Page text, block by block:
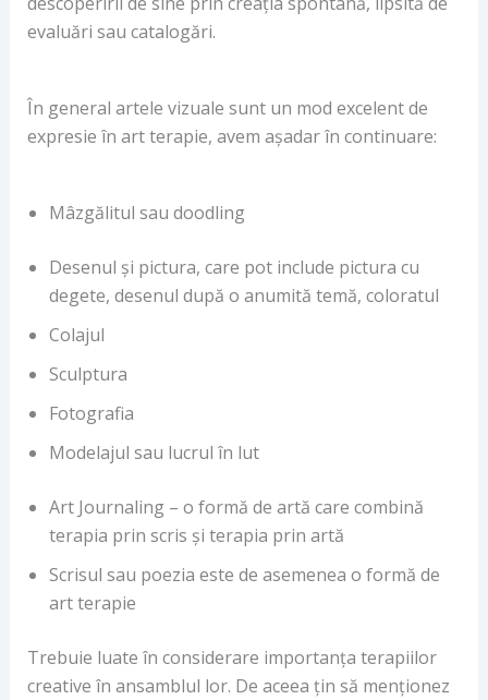
evaluări sau catalogări.
În general artele vizuale sunt un mod excelent de
expresie în art terapie, avem așadar în continuare:
Mâzgălitul sau doodling
Desenul și pictura, care pot include pictura cu
degete, desenul după o anumită temă, coloratul
Colajul
Sculptura
Fotografia
Modelajul sau lucrul în lut
Art Journaling – o formă de artă care combină
terapia prin scris și terapia prin artă
Scrisul sau poezia este de asemenea o formă de
art terapie
Trebuie luate în considerare importanța terapiilor
creative în ansamblul lor. De aceea țin să menționez